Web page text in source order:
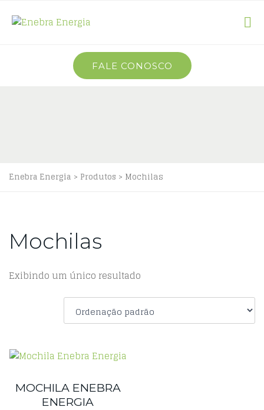
FALE CONOSCO
Enebra Energia > Produtos > Mochilas
Mochilas
Exibindo um único resultado
MOCHILA ENEBRA
ENERGIA